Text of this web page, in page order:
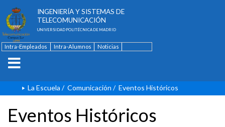
INGENIERÍA Y SISTEMAS DE
TELECOMUNICACIÓN
UNIVERSIDAD POLITÉCNICA DE MADRID
Intra-Empleados Intra-Alumnos
Noticias
La Escuela / Comunicación / Eventos Históricos
Eventos Históricos